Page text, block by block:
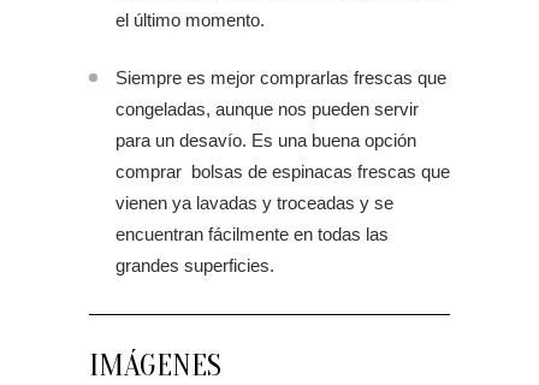
el último momento.
Siempre es mejor comprarlas frescas que
congeladas, aunque nos pueden servir
para un desavío. Es una buena opción
comprar bolsas de espinacas frescas que
vienen ya lavadas y troceadas y se
encuentran fácilmente en todas las
grandes superficies.
IMÁGENES